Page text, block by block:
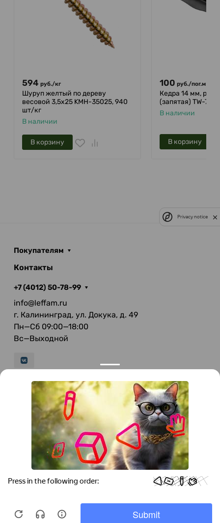
594 руб./кг
Шуруп желтый по дереву
весовой 3,5х25 KMH-35025, 940
шт/кг
В наличии
В корзину
100 руб./пог.м
Кедра 14 мм,
(запятая) TW-7007
В наличии
В корзину
Покупателям
Контакты
+7 (4012) 50-78-99
info@leffam.ru
г. Калининград, ул. Докука, д. 49
Пн—Сб 09:00—18:00
Вс—Выходной
© 2026 LeFFAM — материалы для качественной
мягкой мебели
Получение и обработка персональных данных происходит в
соответствии с Федеральным законом от 27.07.2006 года №152-ФЗ
"О персональных данных", на условиях и для целей, определенных
Политикой конфиденциальности
Все права защищены. Использование информации с сайта без
разрешения запрещено. Информация, указанная на сайте, не
является публичной офертой.
ООО "Мебель-Холл" ИНН: 3904613126 ОГРН: 1103925020517
Мы используем cookies для быстрой и
Privacy notice